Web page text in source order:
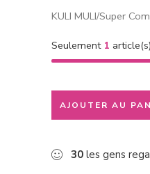
KULI MULI/Super
Seulement 1
AJOUTER AU
30 les gens